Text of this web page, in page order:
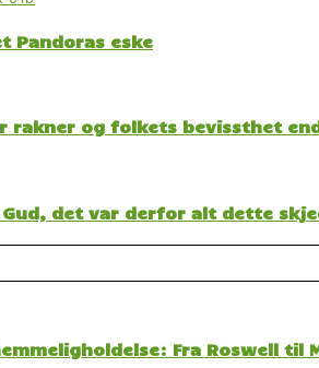
Pandoras eske
rakner og folkets bevissthet
Gud, det var derfor alt dette
Fra Roswell